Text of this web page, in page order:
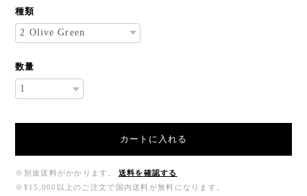
種類
数量
カートに入れる
※別途送料がかかります。
送料を確認する
※¥15,000以上のご注文で国内送料が無料になります。